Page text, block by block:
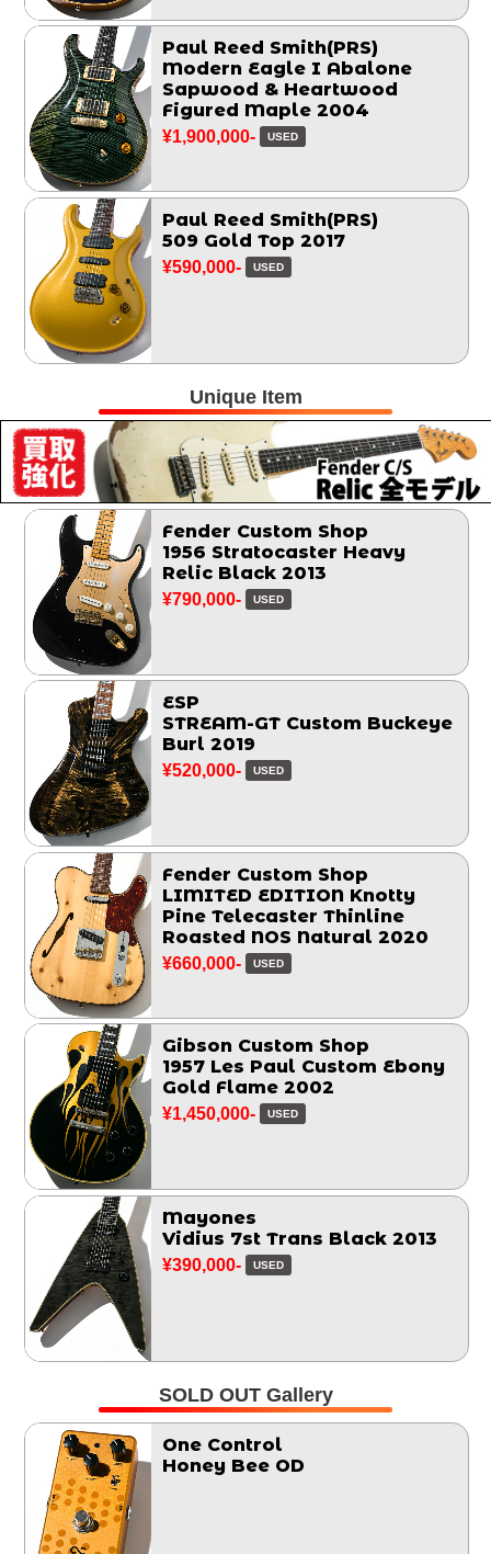
Paul Reed Smith(PRS)
Modern Eagle I Abalone
Sapwood & Heartwood
Figured Maple 2004
¥1,900,000- USED
Paul Reed Smith(PRS)
509 Gold Top 2017
¥590,000- USED
Unique Item
Fender Custom Shop
1956 Stratocaster Heavy
Relic Black 2013
¥790,000- USED
ESP
STREAM-GT Custom Buckeye
Burl 2019
¥520,000- USED
Fender Custom Shop
LIMITED EDITION Knotty
Pine Telecaster Thinline
Roasted NOS Natural 2020
¥660,000- USED
Gibson Custom Shop
1957 Les Paul Custom Ebony
Gold Flame 2002
¥1,450,000- USED
Mayones
Vidius 7st Trans Black 2013
¥390,000- USED
SOLD OUT Gallery
One Control
Honey Bee OD